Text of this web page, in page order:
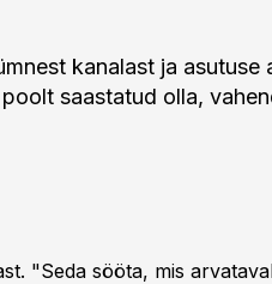
kanalast ja asutuse
saastatud olla,
"Seda sööta, mis